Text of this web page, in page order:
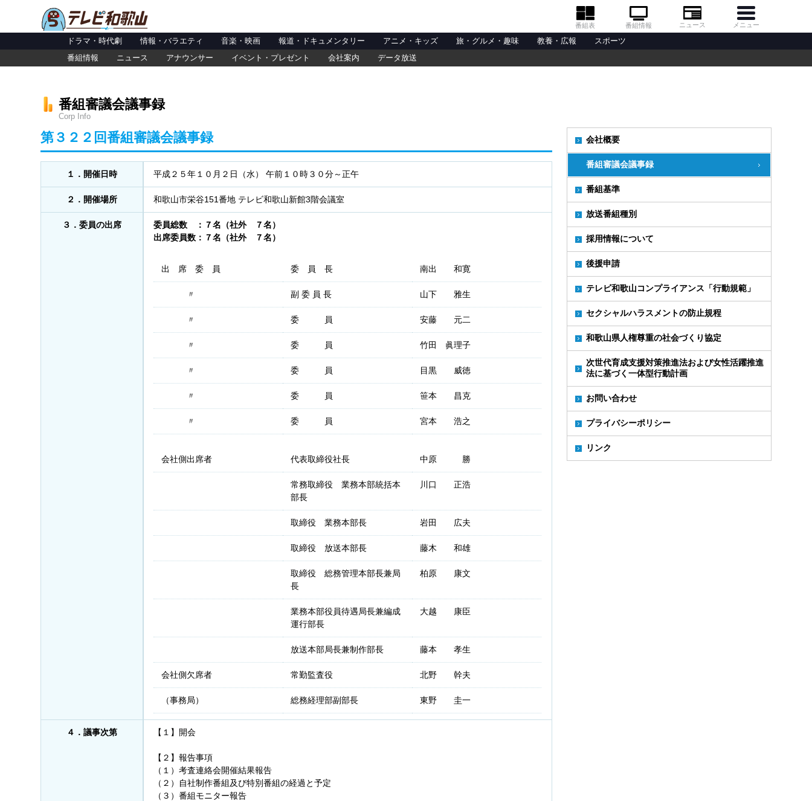
番組表 番組情報 ニュース メニュー
ドラマ・時代劇 情報・バラエティ 音楽・映画 報道・ドキュメンタリー アニメ・キッズ 旅・グルメ・趣味 教養・広報
スポーツ
番組情報
ニュース アナウンサー イベント・プレゼント 会社案内 データ放送
番組審議会議事録
Corp Info
第３２２回番組審議会議事録
１．開催日時 平成２５年１０月２日（水） 午前１０時３０分～正午
２．開催場所 和歌山市栄谷151番地 テレビ和歌山新館3階会議室
３．委員の出席
委員総数 ：７名（社外 ７名）
出席委員数：７名（社外 ７名）
出 席 委 員 委 員 長 南出 和寛
〃 副 委 員 長 山下 雅生
〃 委 員 安藤 元二
〃 委 員 竹田 眞理子
〃 委 員 目黒 威徳
〃 委 員 笹本 昌克
〃 委 員 宮本 浩之
会社側出席者 代表取締役社長 中原 勝
常務取締役 業務本部統括本
部長
川口 正浩
取締役 業務本部長 岩田 広夫
取締役 放送本部長 藤木 和雄
取締役 総務管理本部長兼局
長
柏原 康文
業務本部役員待遇局長兼編成
運行部長
大越 康臣
放送本部局長兼制作部長 藤本 孝生
会社側欠席者 常勤監査役 北野 幹夫
（事務局） 総務経理部副部長 東野 圭一
４．議事次第 【１】開会
【２】報告事項
（１）考査連絡会開催結果報告
（２）自社制作番組及び特別番組の経過と予定
（３）番組モニター報告
会社概要
番組審議会議事録
番組基準
放送番組種別
採用情報について
後援申請
テレビ和歌山コンプライアンス「行動規範」
セクシャルハラスメントの防止規程
和歌山県人権尊重の社会づくり協定
次世代育成支援対策推進法および女性活躍推進
法に基づく一体型行動計画
お問い合わせ
プライバシーポリシー
リンク